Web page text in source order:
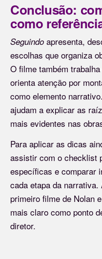
Conclusão:
como
Seguindo apresenta,
escolhas que organiza
O filme também
orienta atenção por
como elemento
ajudam a explicar as
mais evidentes nas
Para aplicar as dicas
assistir com o checklist
específicas e comparar
cada etapa da
primeiro filme de Nolan
mais claro como ponto
diretor.